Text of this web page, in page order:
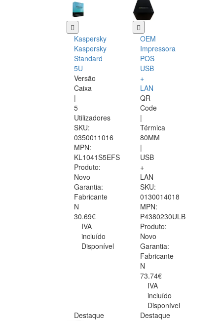
Kaspersky
Kaspersky
Standard
5U
Versão
Caixa
|
5
Utilizadores
SKU:
0350011016
MPN:
KL1041S5EFS
Produto:
Novo
Garantia:
Fabricante
N
30.69€
IVA
incluído
Disponível
OEM
Impressora
POS
USB
+
LAN
QR
Code
|
Térmica
80MM
|
USB
+
LAN
SKU:
0130014018
MPN:
P4380230ULB
Produto:
Novo
Garantia:
Fabricante
N
73.74€
IVA
incluído
Disponível
Destaque
Destaque